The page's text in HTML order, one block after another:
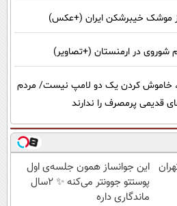
موشک خیبرشکن ایران (+عکس)
در ارمنستان (+تصاویر)
خاموش کردن یک دو لامپ نیست/ مردم
قدیمی پرمصرف را ندارند
این جوانساز همون جلسه‌ی اول
پوستتو جوونتر می‌کنه ✨ 2سال
ماندگاری داره